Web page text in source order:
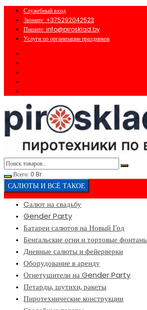
Перейти
содержимому
Служебный вход
Звоните: +375292042523
Пишите: info@pirosklad.by
Услуги по организации праздников
Всего: 0 Br
САЛЮТЫ И ВСЁ ТАКОЕ
Cалют на свадьбу
Gender Party
Батареи салютов на Новый Год
Бенгальские огни и тортовые
Дневные салюты и фейерверки
Оборудование в аренду
Огнетушители на Gender Party
Петарды, шутихи, ракеты
Пиротехнические конструкции